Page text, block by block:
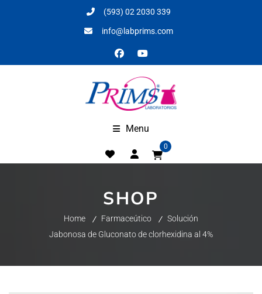
(593) 02 2030 339
info@labprims.com
Menu
0
SHOP
Home Farmaceútico
Solución
Jabonosa de Gluconato de clorhexidina al 4%